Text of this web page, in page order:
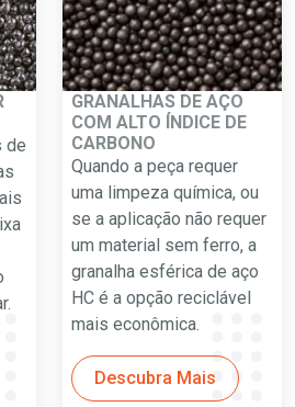
de
GRANALHAS DE AÇO
COM ALTO ÍNDICE DE
CARBONO
Quando a peça requer
uma limpeza química, ou
se a aplicação não requer
um material sem ferro, a
granalha esférica de aço
HC é a opção reciclável
mais econômica.
Descubra Mais